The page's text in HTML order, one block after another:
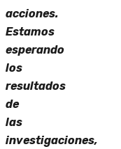
acciones.
Estamos
esperando
los
resultados
de
las
investigaciones,